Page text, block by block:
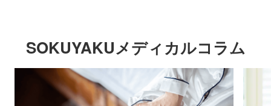
SOKUYAKUメディカルコラム